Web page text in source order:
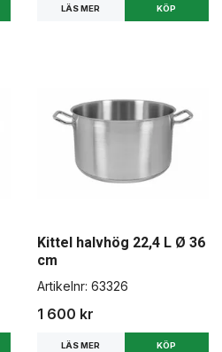
LÄS MER
Kittel halvhög 22,4 L Ø 36
cm
Artikelnr: 63326
1 600 kr
LÄS MER